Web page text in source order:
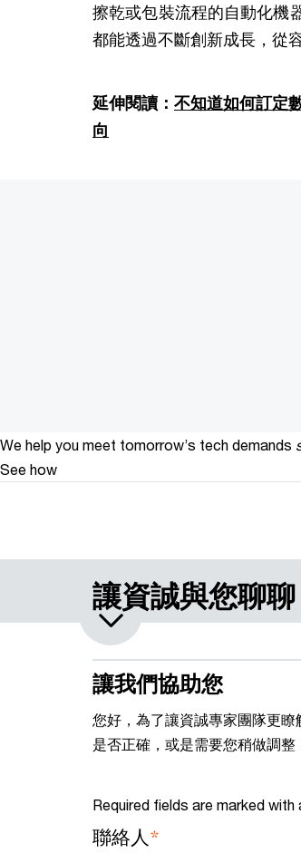
擦乾或包裝流程的自動化機
都能透過不斷創新成長，從
延伸閱讀： 不知道如何訂定
向
We help you meet tomorrow’s tech demands
See how
讓資誠與您聊聊
讓我們協助您
您好，為了讓資誠專家團隊更
是否正確，或是需要您稍做調整
Required fields are marked with
聯絡人*